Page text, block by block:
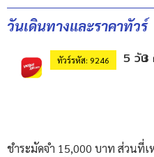
วันเดินทางและราคาทัวร์
ทัวร์รหัส: 9246 5 วัน
3
ชำระมัดจำ 15,000 บาท ส่วนที่